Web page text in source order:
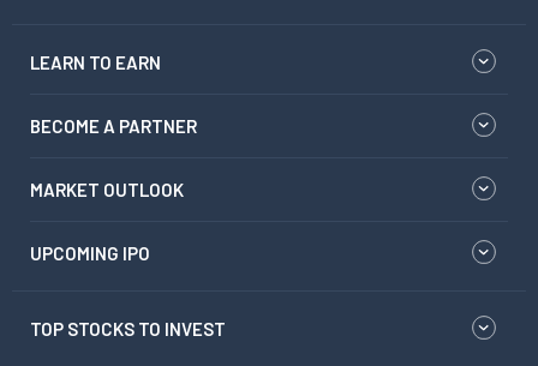
LEARN TO EARN
BECOME A PARTNER
MARKET OUTLOOK
UPCOMING IPO
TOP STOCKS TO INVEST